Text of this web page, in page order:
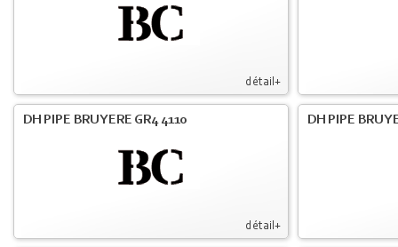
détail+
détail+
DH PIPE BRUYERE GR4 4110 DH PIPE